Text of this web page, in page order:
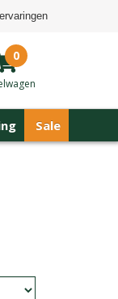
ervaringen
0
Sale